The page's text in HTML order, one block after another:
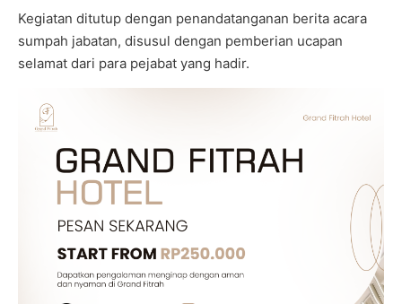
Kegiatan ditutup dengan penandatanganan berita acara
sumpah jabatan, disusul dengan pemberian ucapan
selamat dari para pejabat yang hadir.